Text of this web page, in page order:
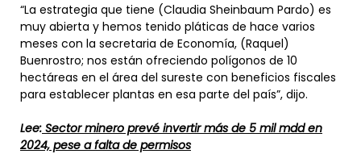
“La estrategia que tiene (Claudia Sheinbaum Pardo) es
muy abierta y hemos tenido pláticas de hace varios
meses con la secretaria de Economía, (Raquel)
Buenrostro; nos están ofreciendo polígonos de 10
hectáreas en el área del sureste con beneficios fiscales
para establecer plantas en esa parte del país”, dijo.
Lee: Sector minero prevé invertir más de 5 mil mdd en
2024, pese a falta de permisos